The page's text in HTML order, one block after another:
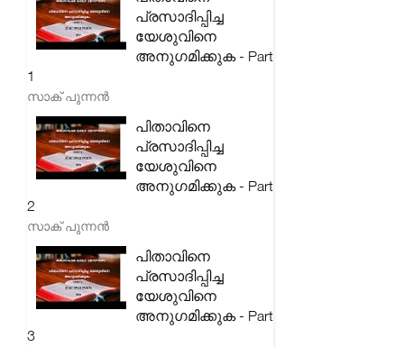
പ്രസാദിപ്പിച്ച
യേശുവിനെ
അനുഗമിക്കുക - Part
1
സാക് പുന്നൻ
പിതാവിനെ
പ്രസാദിപ്പിച്ച
യേശുവിനെ
അനുഗമിക്കുക - Part
2
സാക് പുന്നൻ
പിതാവിനെ
പ്രസാദിപ്പിച്ച
യേശുവിനെ
അനുഗമിക്കുക - Part
3